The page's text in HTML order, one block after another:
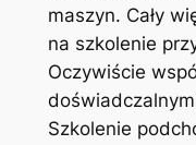
maszyn. Cały
na szkolenie
Oczywiście
Szkolenie